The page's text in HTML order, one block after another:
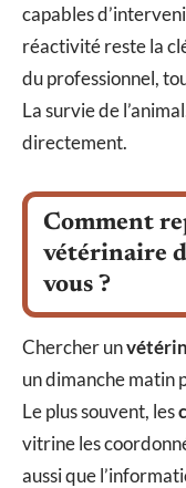
capables
réactivité reste la
du professionnel,
La survie de
directement.
Comment
vétérinaire
vous ?
Chercher un
un dimanche matin
Le plus souvent, les
vitrine les
aussi que